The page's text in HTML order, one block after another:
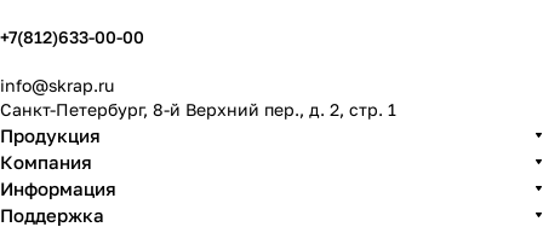
+7(812)633-00-00
info@skrap.ru
Санкт-Петербург, 8-й Верхний пер., д. 2, стр. 1
Продукция
Компания
Информация
Поддержка